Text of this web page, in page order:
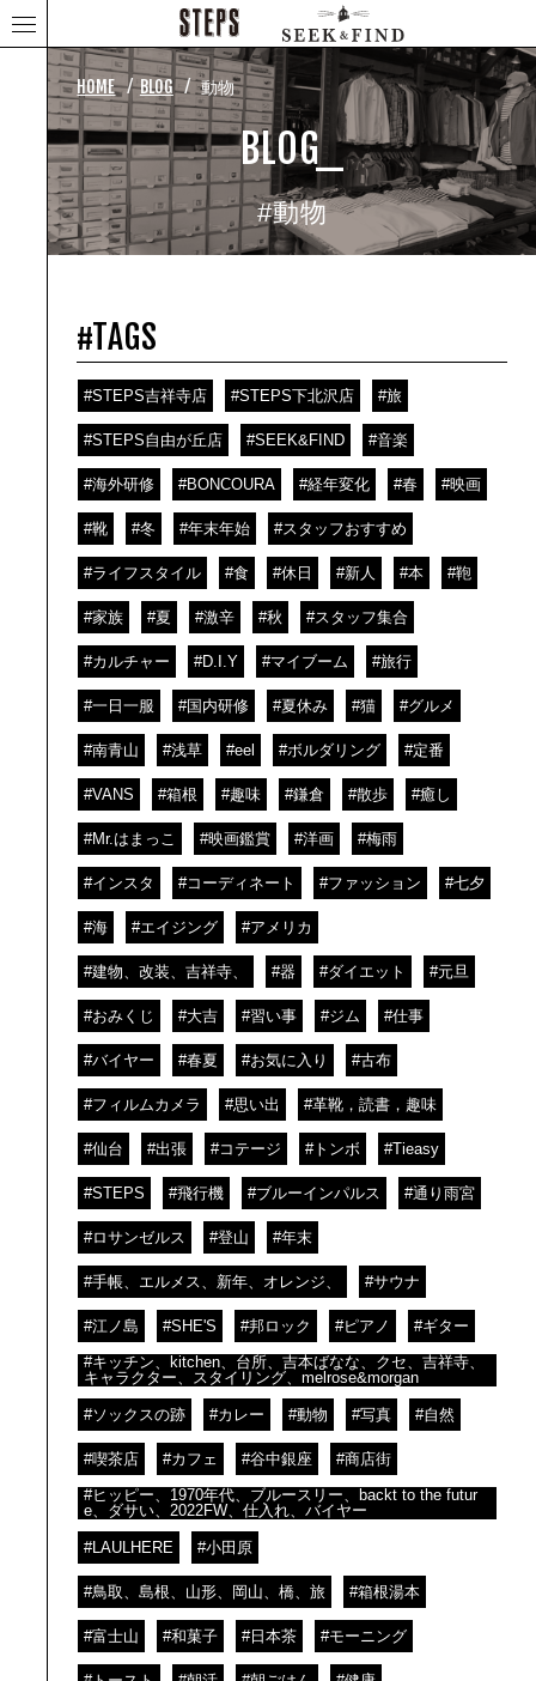
HOME ⁄ BLOG ⁄ 動物
BLOG_
#動物
#TAGS
#STEPS吉祥寺店 #STEPS下北沢店 #旅
#STEPS自由が丘店 #SEEK&FIND #音楽
#海外研修 #BONCOURA #経年変化 #春 #映画
#靴 #冬 #年末年始 #スタッフおすすめ
#ライフスタイル #食 #休日 #新人 #本 #鞄
#家族 #夏 #激辛 #秋 #スタッフ集合
#カルチャー #D.I.Y #マイブーム #旅行
#一日一服 #国内研修 #夏休み #猫 #グルメ
#南青山 #浅草 #eel #ボルダリング #定番
#VANS #箱根 #趣味 #鎌倉 #散歩 #癒し
#Mr.はまっこ #映画鑑賞 #洋画 #梅雨
#インスタ #コーディネート #ファッション #七夕
#海 #エイジング #アメリカ
#建物、改装、吉祥寺、 #器 #ダイエット #元旦
#おみくじ #大吉 #習い事 #ジム #仕事
#バイヤー #春夏 #お気に入り #古布
#フィルムカメラ #思い出 #革靴，読書，趣味
#仙台 #出張 #コテージ #トンボ #Tieasy
#STEPS #飛行機 #ブルーインパルス #通り雨宮
#ロサンゼルス #登山 #年末
#手帳、エルメス、新年、オレンジ、 #サウナ
#江ノ島 #SHE'S #邦ロック #ピアノ #ギター
#キッチン、kitchen、台所、吉本ばなな、クセ、吉祥寺、
キャラクター、スタイリング、melrose&morgan
#ソックスの跡 #カレー #動物 #写真 #自然
#喫茶店 #カフェ #谷中銀座 #商店街
#ヒッピー、1970年代、ブルースリー、backt to the futur
e、ダサい、2022FW、仕入れ、バイヤー
#LAULHERE #小田原
#鳥取、島根、山形、岡山、橋、旅 #箱根湯本
#富士山 #和菓子 #日本茶 #モーニング